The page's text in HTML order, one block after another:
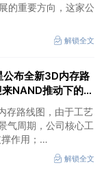
的重要方向，这家公
贸易国家安全立案
市场份额，这家公
。
解锁全文
公布全新3D内存路
NAND推动下的景
收费
存路线图，由于工艺
气周期，公司核心工
作用；
析师看好AI产业链
研发的智能体开发平
解锁全文